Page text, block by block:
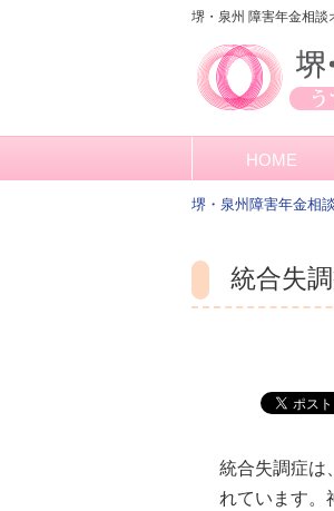
堺・泉州 障害年金相談
HOME
堺・泉州障害年金相
統合失
統合失調症は
れています。